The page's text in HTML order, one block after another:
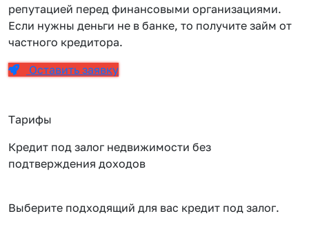
репутацией перед финансовыми организациями.
Если нужны деньги не в банке, то получите займ от
частного кредитора.
Оставить заявку
Тарифы
Кредит под залог недвижимости без
подтверждения доходов
Выберите подходящий для вас кредит под залог.